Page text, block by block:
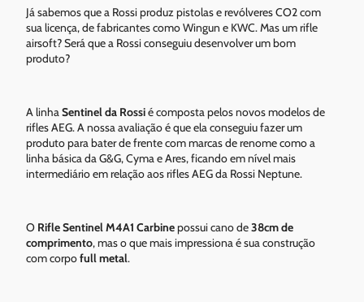
Já sabemos que a Rossi produz pistolas e revólveres CO2 com
sua licença, de fabricantes como Wingun e KWC. Mas um rifle
airsoft? Será que a Rossi conseguiu desenvolver um bom
produto?
A linhaSentinel da Rossié composta pelos novos modelos de
rifles AEG. A nossa avaliação é que ela conseguiu fazer um
produto para bater de frente com marcas de renome como a
linha básica da G&G, Cyma e Ares, ficando em nível mais
intermediário em relação aos rifles AEG da Rossi Neptune.
O Rifle Sentinel M4A1 Carbinepossui cano de38cm de
comprimento, mas o que mais impressiona é sua construção
com corpofull metal.